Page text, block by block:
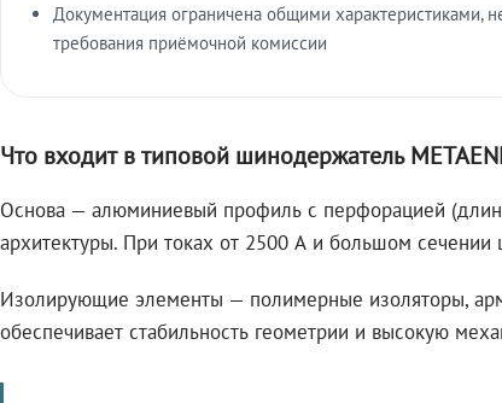
Документация ограничена общими характеристиками,
требования приёмочной комиссии
Что входит в типовой шинодержатель
Основа — алюминиевый профиль с перфорацией
архитектуры. При токах от 2500 А и большом
Изолирующие элементы — полимерные изоляторы,
обеспечивает стабильность геометрии и высокую